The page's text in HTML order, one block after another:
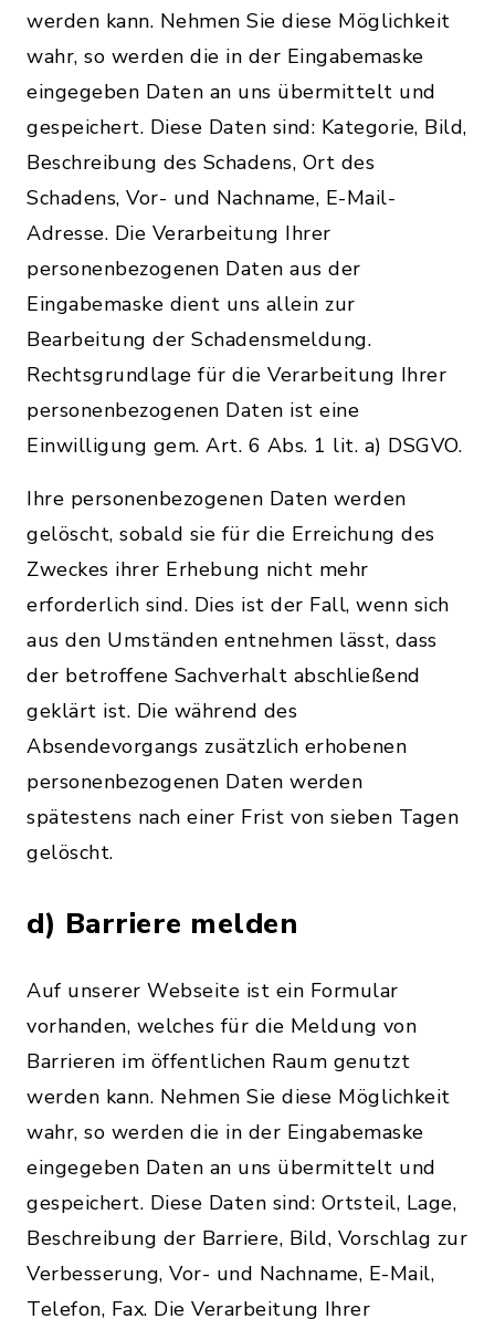
werden kann. Nehmen Sie diese Möglichkeit
wahr, so werden die in der Eingabemaske
eingegeben Daten an uns übermittelt und
gespeichert. Diese Daten sind: Kategorie, Bild,
Beschreibung des Schadens, Ort des
Schadens, Vor- und Nachname, E-Mail-
Adresse. Die Verarbeitung Ihrer
personenbezogenen Daten aus der
Eingabemaske dient uns allein zur
Bearbeitung der Schadensmeldung.
Rechtsgrundlage für die Verarbeitung Ihrer
personenbezogenen Daten ist eine
Einwilligung gem. Art. 6 Abs. 1 lit. a) DSGVO.
Ihre personenbezogenen Daten werden
gelöscht, sobald sie für die Erreichung des
Zweckes ihrer Erhebung nicht mehr
erforderlich sind. Dies ist der Fall, wenn sich
aus den Umständen entnehmen lässt, dass
der betroffene Sachverhalt abschließend
geklärt ist. Die während des
Absendevorgangs zusätzlich erhobenen
personenbezogenen Daten werden
spätestens nach einer Frist von sieben Tagen
gelöscht.
d) Barriere melden
Auf unserer Webseite ist ein Formular
vorhanden, welches für die Meldung von
Barrieren im öffentlichen Raum genutzt
werden kann. Nehmen Sie diese Möglichkeit
wahr, so werden die in der Eingabemaske
eingegeben Daten an uns übermittelt und
gespeichert. Diese Daten sind: Ortsteil, Lage,
Beschreibung der Barriere, Bild, Vorschlag zur
Verbesserung, Vor- und Nachname, E-Mail,
Telefon, Fax. Die Verarbeitung Ihrer